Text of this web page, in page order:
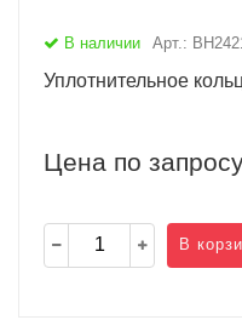
В наличии Арт.:
Уплотнительное
Цена по
В